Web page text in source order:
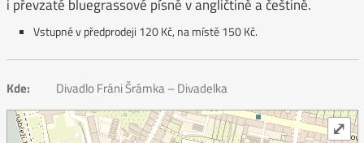
i převzaté bluegrassové písně v angličtině a češtině.
Vstupné v předprodeji 120 Kč, na místě 150 Kč.
Kde: Divadlo Fráni Šrámka – Divadelka
⤢